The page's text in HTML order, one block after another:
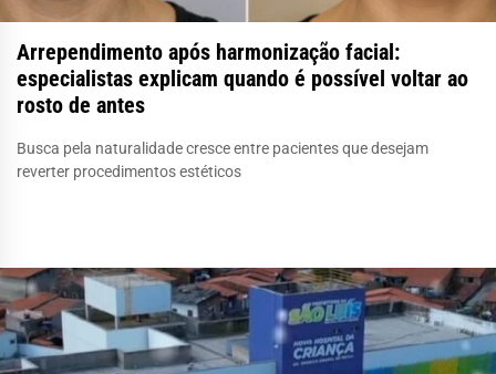
Arrependimento após harmonização facial:
especialistas explicam quando é possível voltar ao
rosto de antes
Busca pela naturalidade cresce entre pacientes que desejam
reverter procedimentos estéticos